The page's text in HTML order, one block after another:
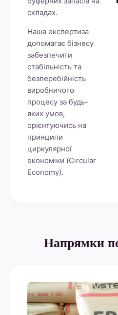
складах.
Наша експертиза
допомагає бізнесу
забезпечити
стабільність та
безперебійність
виробничого
процесу за будь-
яких умов,
орієнтуючись на
принципи
циркулярної
економіки (Circular
Economy).
Напрямки